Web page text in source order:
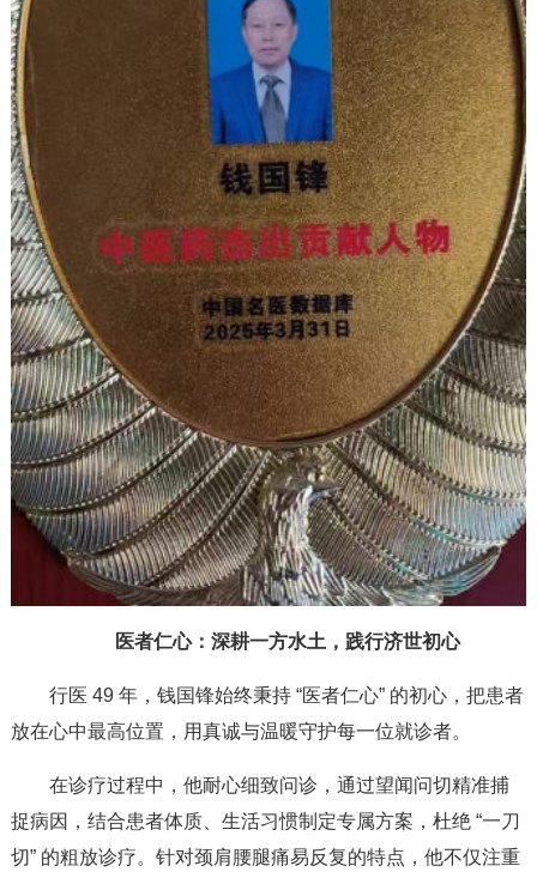
医者仁心：深耕一方水土，践行济世初心
行医 49 年，钱国锋始终秉持 “医者仁心” 的初心，把患者
放在心中最高位置，用真诚与温暖守护每一位就诊者。
在诊疗过程中，他耐心细致问诊，通过望闻问切精准捕
捉病因，结合患者体质、生活习惯制定专属方案，杜绝 “一刀
切” 的粗放诊疗。针对颈肩腰腿痛易反复的特点，他不仅注重